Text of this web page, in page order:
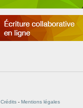
Crédits- Mentions légales